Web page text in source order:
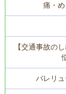
痛・
【交通事故の
バレリ